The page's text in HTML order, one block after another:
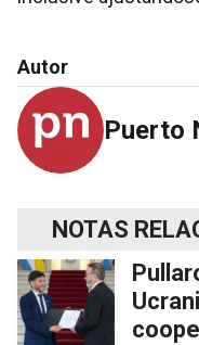
Autor
Puerto
NOTAS